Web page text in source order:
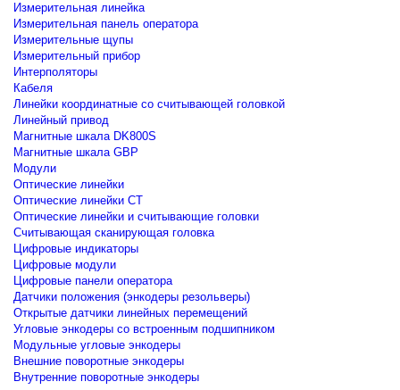
Измерительная линейка
Измерительная панель оператора
Измерительные щупы
Измерительный прибор
Интерполяторы
Кабеля
Линейки координатные со считывающей головкой
Линейный привод
Магнитные шкала DK800S
Магнитные шкала GBP
Модули
Оптические линейки
Оптические линейки CT
Оптические линейки и считывающие головки
Считывающая сканирующая головка
Цифровые индикаторы
Цифровые модули
Цифровые панели оператора
Датчики положения (энкодеры резольверы)
Открытые датчики линейных перемещений
Угловые энкодеры со встроенным подшипником
Модульные угловые энкодеры
Внешние поворотные энкодеры
Внутренние поворотные энкодеры